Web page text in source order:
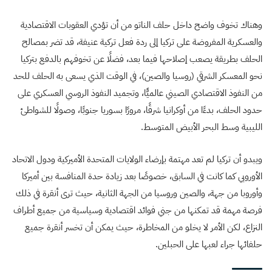
وهناك تخوف واضح داخل حلف الناتو من أن تؤدي العقوبات الاقتصادية
والعسكرية المفروضة على تركيا إلى ردة فعل تركية عنيفة، قد تضر بمصالح
الحلف بطريقة يصعب إصلاحها فيما بعد، فضلًا عن تخوفهم بالدفع بتركيا
نحو المعسكر الشرقي (روسيا والصين)، في الوقت الذي يسعى به الحلف للحد
من النفوذ الاقتصادي الصيني عالميًّا، وتجميد النفوذ الروسي العسكري على
حدود الحلف، بدءًا من أوكرانيا شرقًا، مرورًا بسوريا جنوبًا، وصولًا للشواطئ
الليبية وسط البحر الأبيض المتوسط.
ويبدو أن تركيا لم تعد مهتمة بإرضاء الولايات المتحدة الأميركية ودول الاتحاد
الأوروبي كما كانت في السابق، خصوصًا بعد زيادة حدة المنافسة بين أميركا
وأوروبا من جهة، والصين وروسيا من الجهة الثانية، حيث ترى أنقرة في ذلك
فرصة مهمة قد تمكنها من جني فوائد اقتصادية وسياسية من جميع أطراف
النزاع، لكن الأمر لا يخلو من المخاطرة، حيث يمكن أن تخسر أنقرة جميع
حلفائها جراء لعبها على الحبلين.